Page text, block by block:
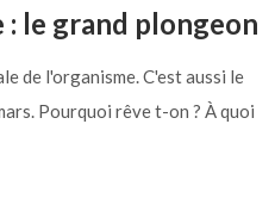
: le grand plongeon
de l'organisme. C'est aussi le
Pourquoi rêve t-on ? À quoi